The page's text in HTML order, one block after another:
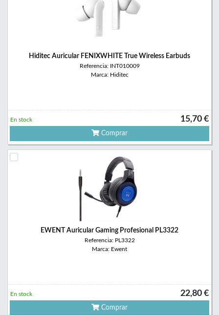
Hiditec Auricular FENIXWHITE True Wireless Earbuds
Referencia: INT010009
Marca: Hiditec
15,70 €
En stock
Comprar
EWENT Auricular Gaming Profesional PL3322
Referencia: PL3322
Marca: Ewent
22,80 €
En stock
Comprar